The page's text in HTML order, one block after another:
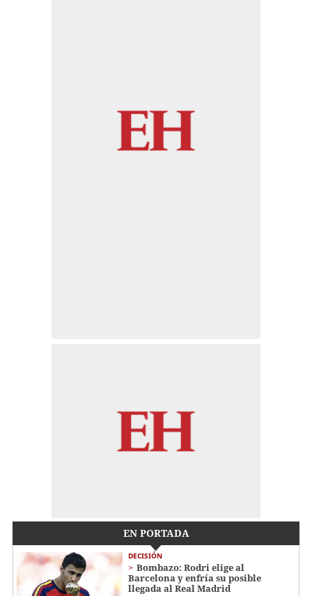
EN PORTADA
DECISIÓN
Bombazo: Rodri elige al
Barcelona y enfría su posible
llegada al Real Madrid